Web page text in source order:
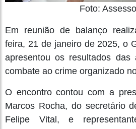
Foto:
Em reunião de balanço
feira, 21 de janeiro de 2025, o
apresentou os resultados das
combate ao crime organizado
O encontro contou com a
Marcos Rocha, do secretário
Felipe Vital, e